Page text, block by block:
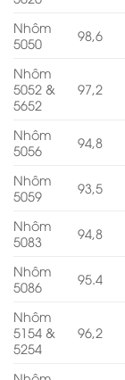
Nhôm
5050
98,6
Nhôm
5052 &
5652
97,2
Nhôm
5056
94,8
Nhôm
5059
93,5
Nhôm
5083
94,8
Nhôm
5086
95.4
Nhôm
5154 &
5254
96,2